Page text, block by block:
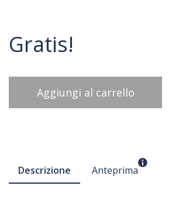
Gratis!
Aggiungi al carrello
Descrizione Anteprima